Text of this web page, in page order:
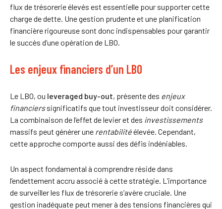
flux de trésorerie élevés est essentielle pour supporter cette
charge de dette. Une gestion prudente et une planification
financière rigoureuse sont donc indispensables pour garantir
le succès d’une opération de LBO.
Les enjeux financiers d’un LBO
Le LBO, ou leveraged buy-out, présente des enjeux
financierssignificatifs que tout investisseur doit considérer.
La combinaison de l’effet de levier et des investissements
massifs peut générer une rentabilitéélevée. Cependant,
cette approche comporte aussi des défis indéniables.
Un aspect fondamental à comprendre réside dans
l’endettement accru associé à cette stratégie. L’importance
de surveiller les flux de trésorerie s’avère cruciale. Une
gestion inadéquate peut mener à des tensions financières qui